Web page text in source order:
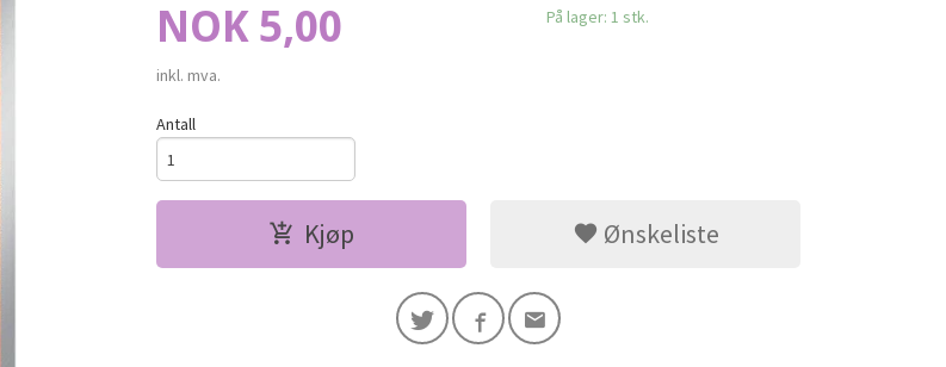
Pris
NOK 5,00
inkl. mva.
På lager: 1 stk.
Antall
Kjøp Ønskeliste